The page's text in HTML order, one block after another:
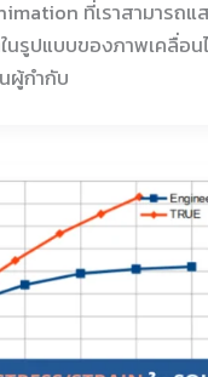
ที่เราสามารถแ
รูปแบบของภาพเคลื่อน
ผู้กำกับ